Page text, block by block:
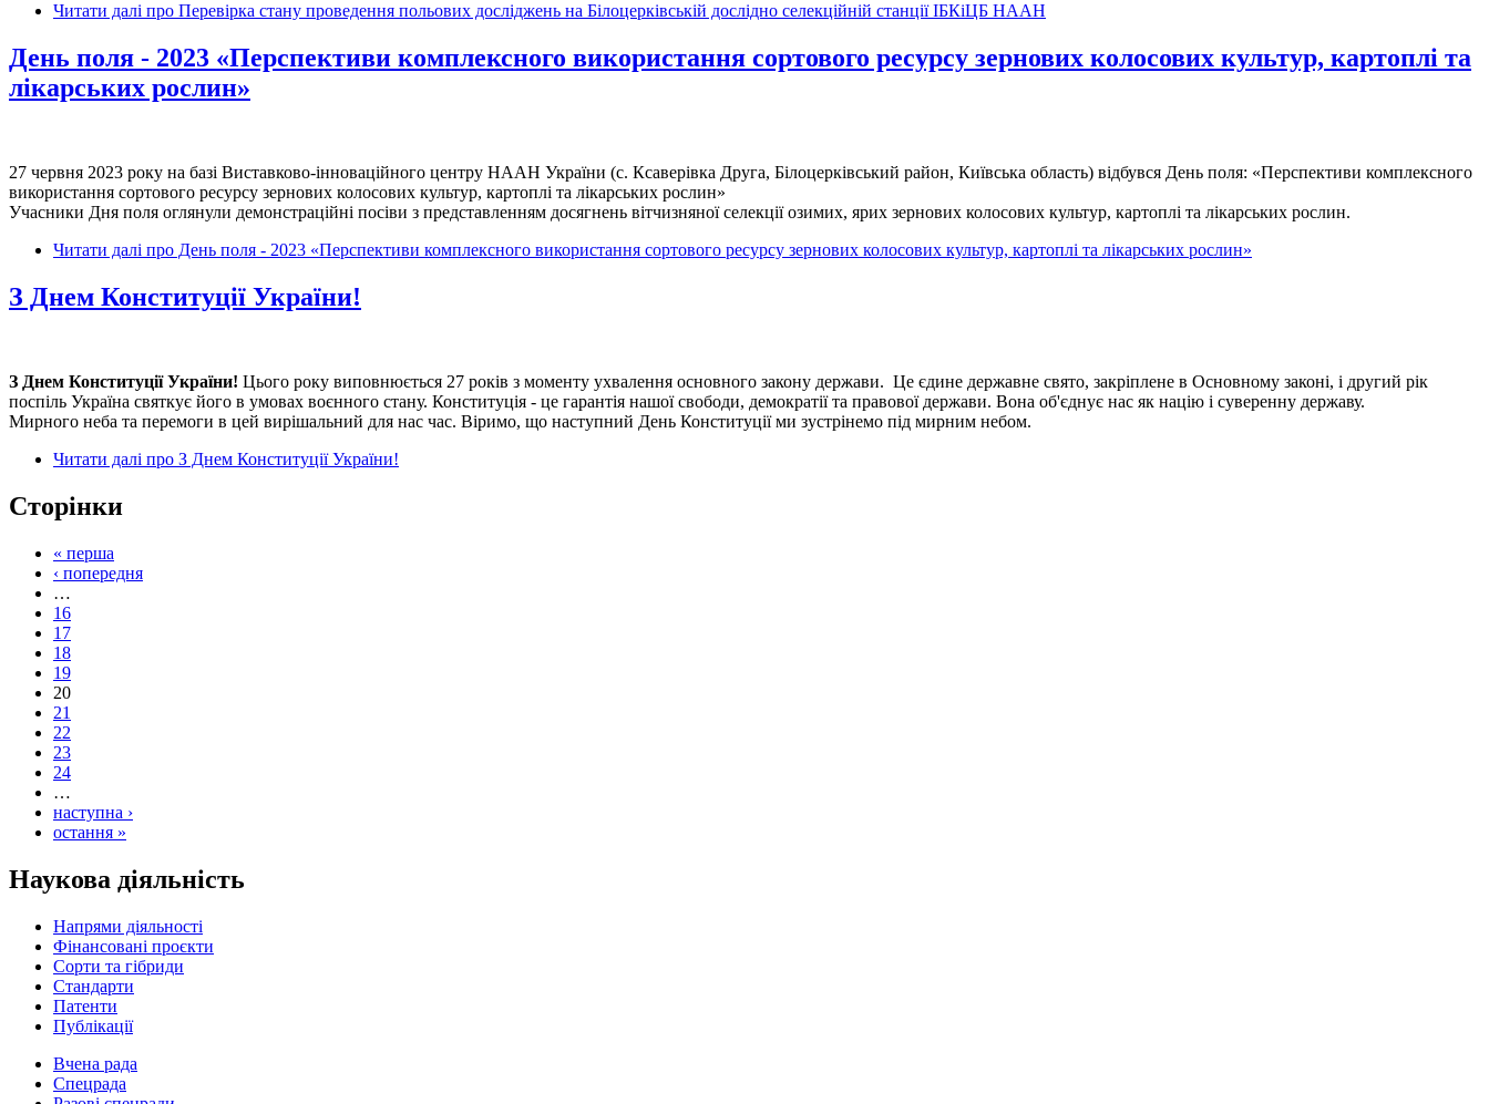
Читати далі про Перевірка стану проведення польових досліджень на Білоцерківській дослідно селекційній станції ІБКіЦБ НААН
День поля - 2023 «Перспективи комплексного використання сортового ресурсу зернових колосових культур, картоплі та
лікарських рослин»
27 червня 2023 року на базі Виставково-інноваційного центру НААН України (с. Ксаверівка Друга, Білоцерківський район, Київська область) відбувся День поля: «Перспективи комплексного
використання сортового ресурсу зернових колосових культур, картоплі та лікарських рослин»
Учасники Дня поля оглянули демонстраційні посіви з представленням досягнень вітчизняної селекції озимих, ярих зернових колосових культур, картоплі та лікарських рослин.
Читати далі про День поля - 2023 «Перспективи комплексного використання сортового ресурсу зернових колосових культур, картоплі та лікарських рослин»
З Днем Конституції України!
З Днем Конституції України! Цього року виповнюється 27 років з моменту ухвалення основного закону держави. Це єдине державне свято, закріплене в Основному законі, і другий рік
поспіль Україна святкує його в умовах воєнного стану. Конституція - це гарантія нашої свободи, демократії та правової держави. Вона об'єднує нас як націю і суверенну державу.
Мирного неба та перемоги в цей вирішальний для нас час. Віримо, що наступний День Конституції ми зустрінемо під мирним небом.
Читати далі про З Днем Конституції України!
Сторінки
« перша
‹ попередня
…
16
17
18
19
20
21
22
23
24
…
наступна ›
остання »
Наукова діяльність
Напрями діяльності
Фінансовані проєкти
Сорти та гібриди
Стандарти
Патенти
Публікації
Вчена рада
Спецрада